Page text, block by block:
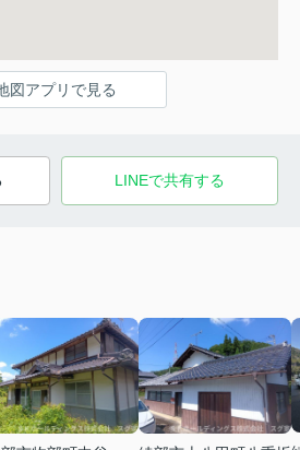
図アプリで見る
LINEで共有する